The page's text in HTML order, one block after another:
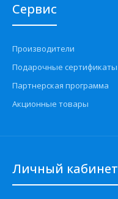
Сервис
Производители
Подарочные сертификаты
Партнерская программа
Акционные товары
Личный кабинет